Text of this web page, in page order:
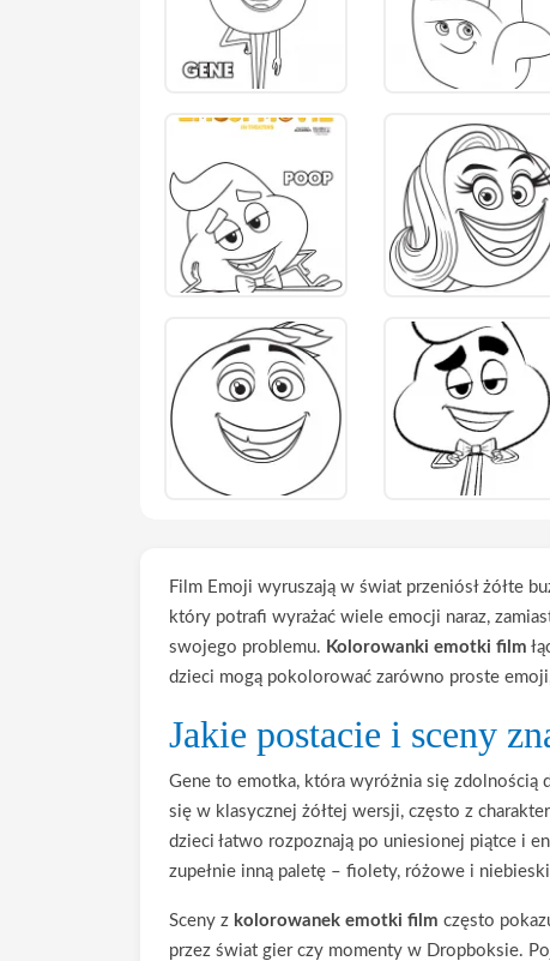
Film Emoji wyruszają w świat przeniósł żółte
który potrafi wyrażać wiele emocji naraz,
swojego problemu. Kolorowanki emotki film
dzieci mogą pokolorować zarówno proste
Jakie postacie i sceny
Gene to emotka, która wyróżnia się zdolnością
się w klasycznej żółtej wersji, często z
dzieci łatwo rozpoznają po uniesionej piątce i
zupełnie inną paletę – fiolety, różowe i
Sceny z kolorowanek emotki film często
przez świat gier czy momenty w Dropboksie.